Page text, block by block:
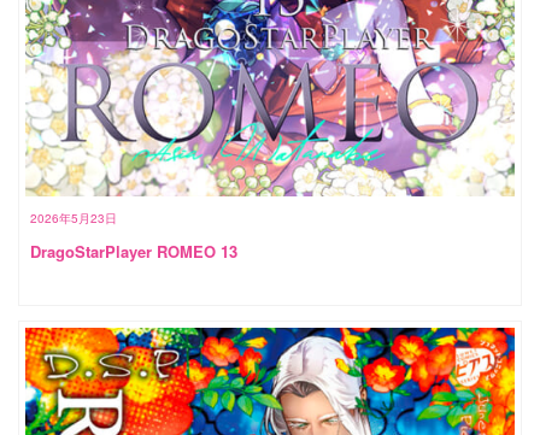
2026年5月23日
DragoStarPlayer ROMEO 13